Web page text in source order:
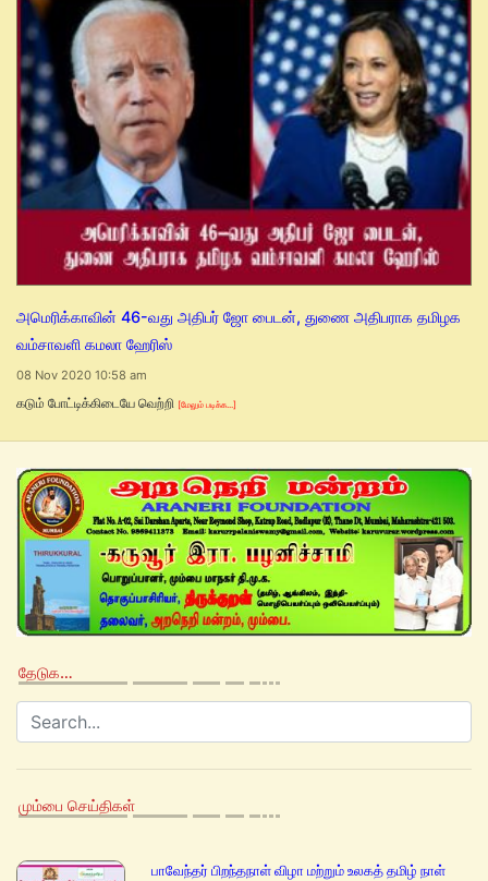
அமெரிக்காவின் 46-வது அதிபர் ஜோ பைடன், துணை அதிபராக தமிழக
வம்சாவளி கமலா ஹேரிஸ்
08 Nov 2020 10:58 am
கடும் போட்டிக்கிடையே வெற்றி [மேலும் படிக்க...]
தேடுக…
மும்பை செய்திகள்
பாவேந்தர் பிறந்தநாள் விழா மற்றும் உலகத் தமிழ் நாள்